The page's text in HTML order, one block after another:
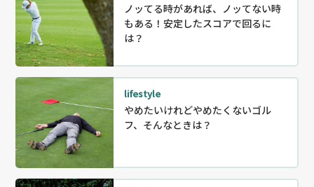
ノッてる時があれば、ノッてない時
もある！安定したスコアで回るに
は？
lifestyle
やめたいけれどやめたくないゴル
フ、そんなときは？